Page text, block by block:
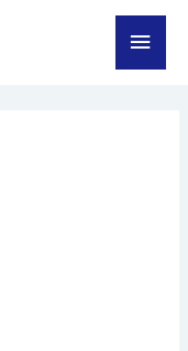
Menu